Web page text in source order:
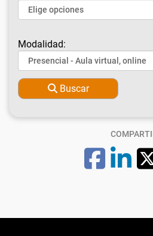
Modalidad:
Buscar